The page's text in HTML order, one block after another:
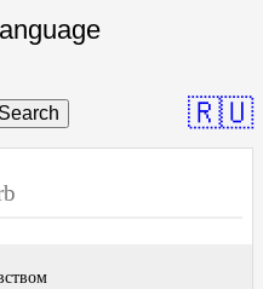
Search 🇷🇺